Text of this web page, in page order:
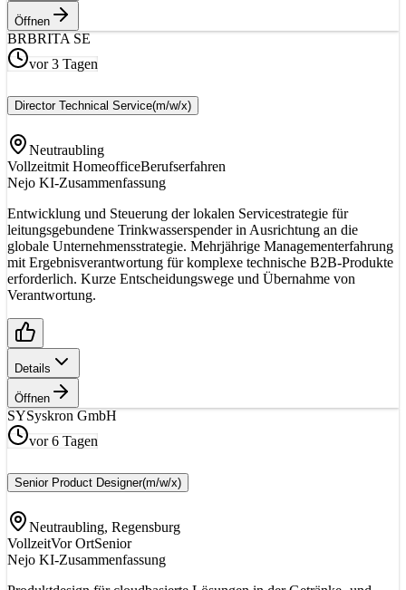
Öffnen
BRBRITA SE
vor 3 Tagen
Director Technical Service(m/w/x)
Neutraubling
Vollzeitmit HomeofficeBerufserfahren
Nejo KI-Zusammenfassung
Entwicklung und Steuerung der lokalen Servicestrategie für
leitungsgebundene Trinkwasserspender in Ausrichtung an die
globale Unternehmensstrategie. Mehrjährige Managementerfahrung
mit Ergebnisverantwortung für komplexe technische B2B-Produkte
erforderlich. Kurze Entscheidungswege und Übernahme von
Verantwortung.
Details
Öffnen
SYSyskron GmbH
vor 6 Tagen
Senior Product Designer(m/w/x)
Neutraubling, Regensburg
VollzeitVor OrtSenior
Nejo KI-Zusammenfassung